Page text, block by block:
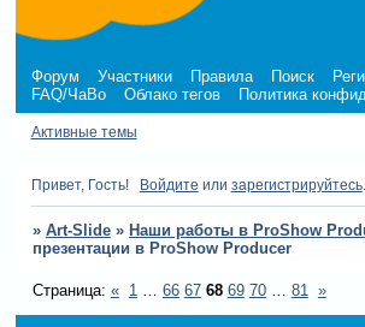
Форум Участники Правила Поиск
FAQ/ЧаВо
Облако тегов Политика
Активные темы
Привет, Гость! Войдите или зарегистрируйтесь.
» Art-Slide » Наши работы в ProShow
презентации в ProShow Producer
Страница: « 1 … 66 67 68 69 70 … 81 »